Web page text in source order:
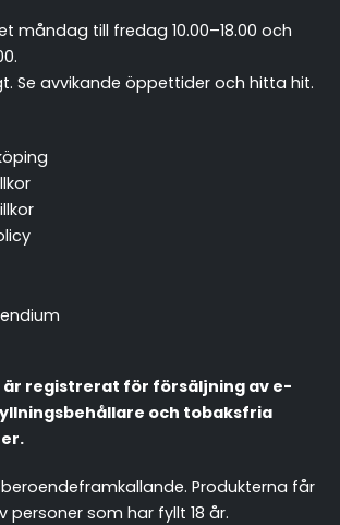
måndag till fredag 10.00–18.00 och
Se avvikande öppettider och hitta hit.
är registrerat för försäljning av e-
och tobaksfria
Produkterna får
personer som har fyllt 18 år.